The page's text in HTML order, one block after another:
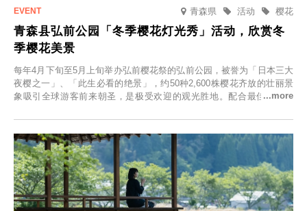
青森県 樱花
活动
青森县弘前公园「冬季樱花灯光秀」活动，欣赏冬
季樱花美景
每年4月下旬至5月上旬举办弘前樱花祭的弘前公园，被誉为「日本三大
夜樱之一」、「此生必看的绝景」，约50种2,600株樱花齐放的壮丽景
象吸引全球游客前来朝圣，是极受欢迎的观光胜地。配合最佳观雪时
「冬季樱花灯光秀」。